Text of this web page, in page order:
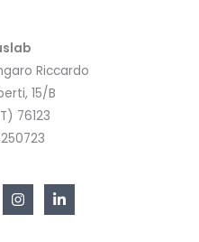
Riccardo
15/B
76123